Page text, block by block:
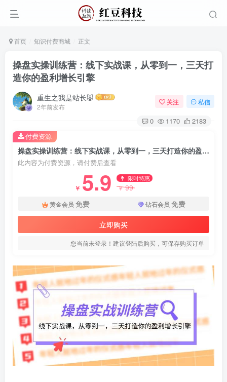
首页 知识付费商城 正文
操盘实操训练营：线下实战课，从零到一，三天打
造你的盈利增长引擎
重生之我是站长🐷
2年前发布
关注 私信
0 1170 2183
操盘实操训练营：线下实战课，从零到一，三天打造你的盈利增长引擎
此内容为付费资源，请付费后查看
￥ 5.9 限时特惠
￥99
黄金会员 免费 钻石会员 免费
立即购买
您当前未登录！建议登陆后购买，可保存购买订单
付费资源